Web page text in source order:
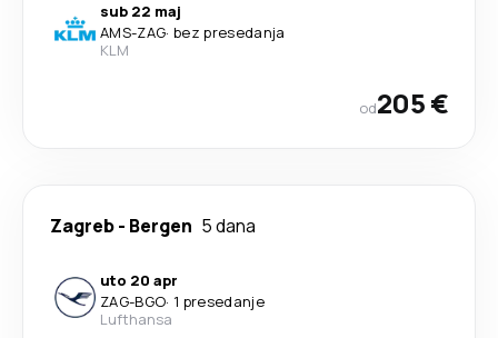
sub 22 maj
AMS-ZAG· bez presedanja
KLM
od205 €
Zagreb- Bergen 5 dana
uto 20 apr
ZAG-BGO· 1 presedanje
Lufthansa